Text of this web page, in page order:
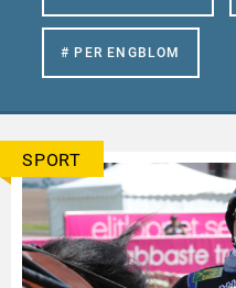
# PER ENGBLOM
SPORT